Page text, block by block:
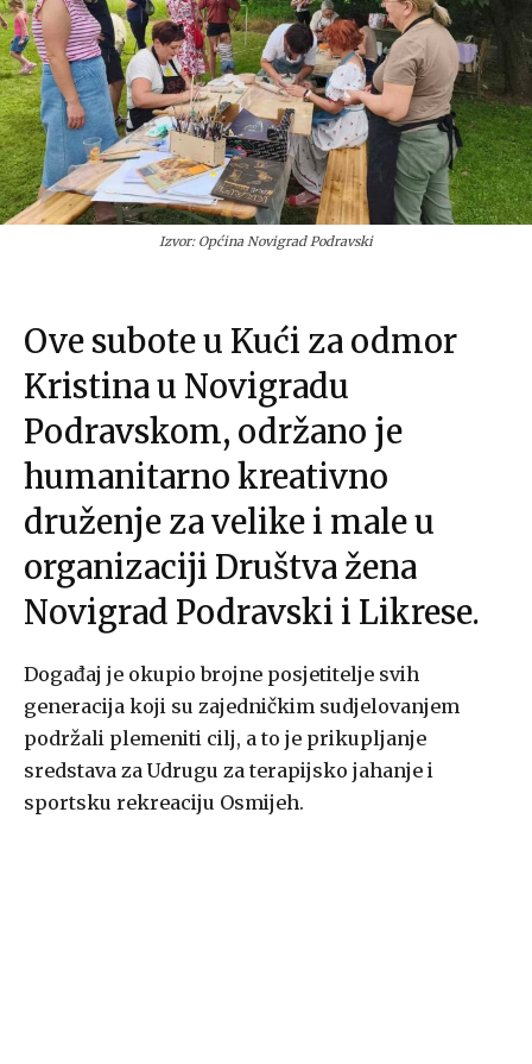
Izvor: Općina Novigrad Podravski
Ove subote u Kući za odmor
Kristina u Novigradu
Podravskom, održano je
humanitarno kreativno
druženje za velike i male u
organizaciji Društva žena
Novigrad Podravski i Likrese.
Događaj je okupio brojne posjetitelje svih
generacija koji su zajedničkim sudjelovanjem
podržali plemeniti cilj, a to je prikupljanje
sredstava za Udrugu za terapijsko jahanje i
sportsku rekreaciju Osmijeh.